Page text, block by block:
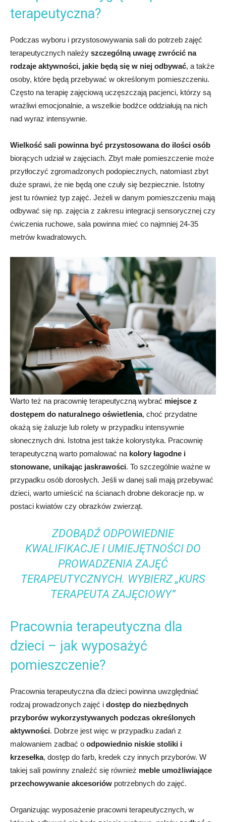
terapeutyczna?
Podczas wyboru i przystosowywania sali do potrzeb zajęć
terapeutycznych należy szczególną uwagę zwrócić na
rodzaje aktywności, jakie będą się w niej odbywać, a także
osoby, które będą przebywać w określonym pomieszczeniu.
Często na terapię zajęciową uczęszczają pacjenci, którzy są
wrażliwi emocjonalnie, a wszelkie bodźce oddziałują na nich
nad wyraz intensywnie.
Wielkość sali powinna być przystosowana do ilości osób
biorących udział w zajęciach. Zbyt małe pomieszczenie może
przytłoczyć zgromadzonych podopiecznych, natomiast zbyt
duże sprawi, że nie będą one czuły się bezpiecznie. Istotny
jest tu również typ zajęć. Jeżeli w danym pomieszczeniu mają
odbywać się np. zajęcia z zakresu integracji sensorycznej czy
ćwiczenia ruchowe, sala powinna mieć co najmniej 24-35
metrów kwadratowych.
Warto też na pracownię terapeutyczną wybrać miejsce z
dostępem do naturalnego oświetlenia, choć przydatne
okażą się żaluzje lub rolety w przypadku intensywnie
słonecznych dni. Istotna jest także kolorystyka. Pracownię
terapeutyczną warto pomalować na kolory łagodne i
stonowane, unikając jaskrawości. To szczególnie ważne w
przypadku osób dorosłych. Jeśli w danej sali mają przebywać
dzieci, warto umieścić na ścianach drobne dekoracje np. w
postaci kwiatów czy obrazków zwierząt.
ZDOBĄDŹ ODPOWIEDNIE
KWALIFIKACJE I UMIEJĘTNOŚCI DO
PROWADZENIA ZAJĘĆ
TERAPEUTYCZNYCH. WYBIERZ „KURS
TERAPEUTA ZAJĘCIOWY”
Pracownia terapeutyczna dla
dzieci – jak wyposażyć
pomieszczenie?
Pracownia terapeutyczna dla dzieci powinna uwzględniać
rodzaj prowadzonych zajęć i dostęp do niezbędnych
przyborów wykorzystywanych podczas określonych
aktywności. Dobrze jest więc w przypadku zadań z
malowaniem zadbać o odpowiednio niskie stoliki i
krzesełka, dostęp do farb, kredek czy innych przyborów. W
takiej sali powinny znaleźć się również meble umożliwiające
przechowywanie akcesoriów potrzebnych do zajęć.
Organizując wyposażenie pracowni terapeutycznych, w